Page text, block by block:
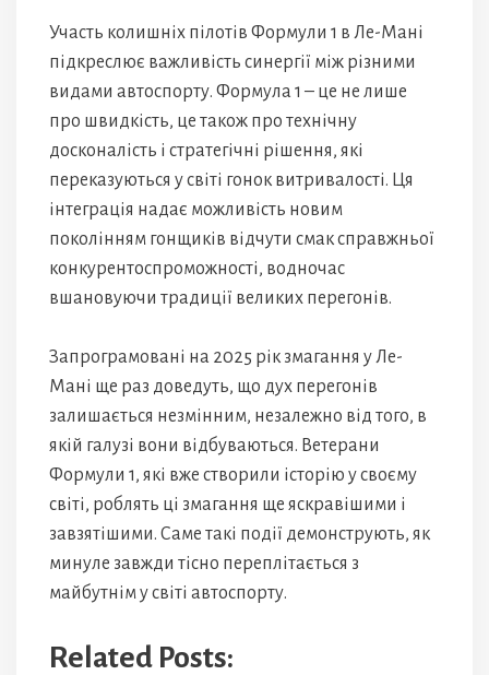
Участь колишніх пілотів Формули 1 в Ле-Мані
підкреслює важливість синергії між різними
видами автоспорту. Формула 1 – це не лише
про швидкість, це також про технічну
досконалість і стратегічні рішення, які
переказуються у світі гонок витривалості. Ця
інтеграція надає можливість новим
поколінням гонщиків відчути смак справжньої
конкурентоспроможності, водночас
вшановуючи традиції великих перегонів.
Запрограмовані на 2025 рік змагання у Ле-
Мані ще раз доведуть, що дух перегонів
залишається незмінним, незалежно від того, в
якій галузі вони відбуваються. Ветерани
Формули 1, які вже створили історію у своєму
світі, роблять ці змагання ще яскравішими і
завзятішими. Саме такі події демонструють, як
минуле завжди тісно переплітається з
майбутнім у світі автоспорту.
Related Posts: